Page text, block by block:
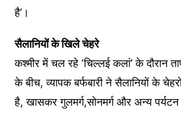
है’।
सैलानियों के खिले चेहरे
कश्मीर में चल रहे ‘चिल्लई कलां’ के दौरान
के बीच, व्यापक बर्फबारी ने सैलानियों के
है, खासकर गुलमर्ग,सोनमर्ग और अन्य